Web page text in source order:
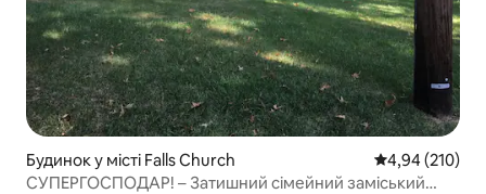
Будинок у місті Falls Church Середня
4,94 (210)
СУПЕРГОСПОДАР! – Затишний сімейний заміський